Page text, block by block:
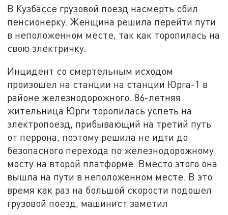
В Кузбассе грузовой поезд насмерть сбил
пенсионерку. Женщина решила перейти пути
в неположенном месте, так как торопилась на
свою электричку.
Инцидент со смертельным исходом
произошел на станции на станции Юрга-1 в
районе железнодорожного. 86-летняя
жительница Юрги торопилась успеть на
электропоезд, прибывающий на третий путь
от перрона, поэтому решила не идти до
безопасного перехода по железнодорожному
мосту на второй платформе. Вместо этого она
вышла на пути в неположенном месте. В это
время как раз на большой скорости подошел
грузовой поезд, машинист заметил